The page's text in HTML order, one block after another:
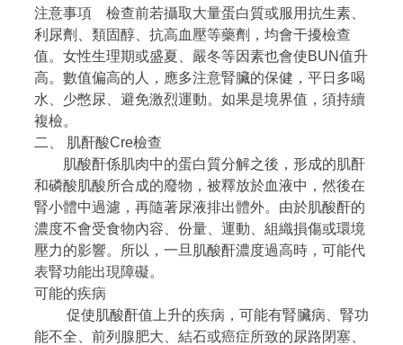
注意事項 檢查前若攝取大量蛋白質或服用抗生素、
利尿劑、類固醇、抗高血壓等藥劑，均會干擾檢查
值。女性生理期或盛夏、嚴冬等因素也會使BUN值升
高。數值偏高的人，應多注意腎臟的保健，平日多喝
水、少憋尿、避免激烈運動。如果是境界值，須持續
複檢。
二、 肌酐酸Cre檢查
肌酸酐係肌肉中的蛋白質分解之後，形成的肌酐
和磷酸肌酸所合成的廢物，被釋放於血液中，然後在
腎小體中過濾，再隨著尿液排出體外。由於肌酸酐的
濃度不會受食物內容、份量、運動、組織損傷或環境
壓力的影響。所以，一旦肌酸酐濃度過高時，可能代
表腎功能出現障礙。
可能的疾病
促使肌酸酐值上升的疾病，可能有腎臟病、腎功
能不全、前列腺肥大、結石或癌症所致的尿路閉塞、